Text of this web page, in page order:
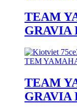
TEAM
GRAVIA
TEM
TEAM
GRAVIA